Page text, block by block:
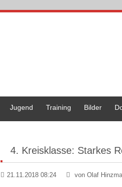
Jugend Training Bilder
4. Kreisklasse: Starkes
21.11.2018 08:24 von Olaf